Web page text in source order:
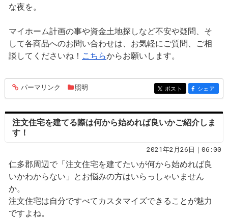
な夜を。
マイホーム計画の事や資金土地探しなど不安や疑問、そ
して各商品へのお問い合わせは、お気軽にご質問、ご相
談してくださいね！ こちらからお願いします。
entry575
パーマリンク 照明 entry575
ポスト entry575
シェア
注文住宅を建てる際は何から始めれば良いかご紹介しま
す！
2021年2月26日｜06:00
仁多郡周辺で「注文住宅を建てたいが何から始めれば良
いかわからない」とお悩みの方はいらっしゃいません
か。
注文住宅は自分ですべてカスタマイズできることが魅力
ですよね。